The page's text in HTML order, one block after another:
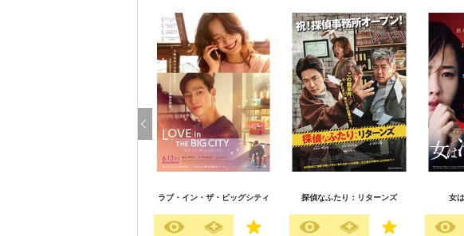
ラブ・イン・ザ・ビッグシティ 探偵なふたり：リターンズ 女